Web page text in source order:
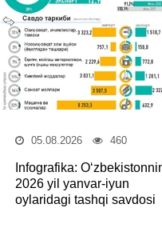
05.08.2026 460
Infografika:
2026 yil yanvar-iyun
oylaridagi tashqi savdosi